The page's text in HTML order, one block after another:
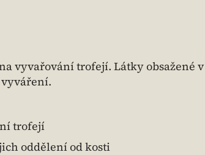
vyvařování trofejí. Látky obsažené
trofejí
oddělení od kosti